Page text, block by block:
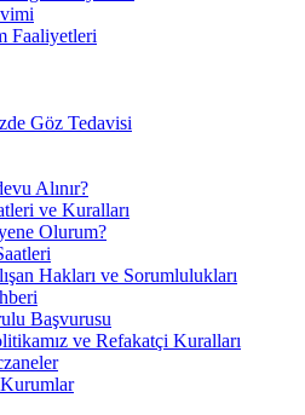
Faaliyetleri
Göz Tedavisi
Alınır?
ve Kuralları
Olurum?
Hakları ve Sorumlulukları
Başvurusu
ve Refakatçi Kuralları